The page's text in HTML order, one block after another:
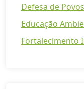
Defesa de
Educação
Fortalecimento